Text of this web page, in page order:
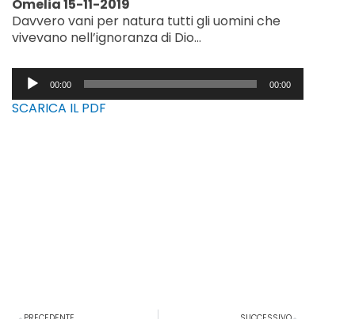
Omelia 15-11-2019
Davvero vani per natura tutti gli uomini che
vivevano nell’ignoranza di Dio…
Audio
Player00:00 00:00
SCARICA IL PDF